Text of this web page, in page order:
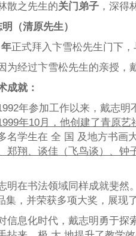
散之先生的关门弟子 ，深得
（清原先生）
正式拜入卞雪松先生门下，
为经过卞雪松先生的亲授，
成就：
年参加工作以来，戴志
年10月，他创建了青原
名学生在 全 国 及地方书画
郑翔、谈佳（飞鸟谈）、钟
明在书法领域同样成就斐然
集，并荣获多项大奖，展现
信息化时代，戴志明勇于探